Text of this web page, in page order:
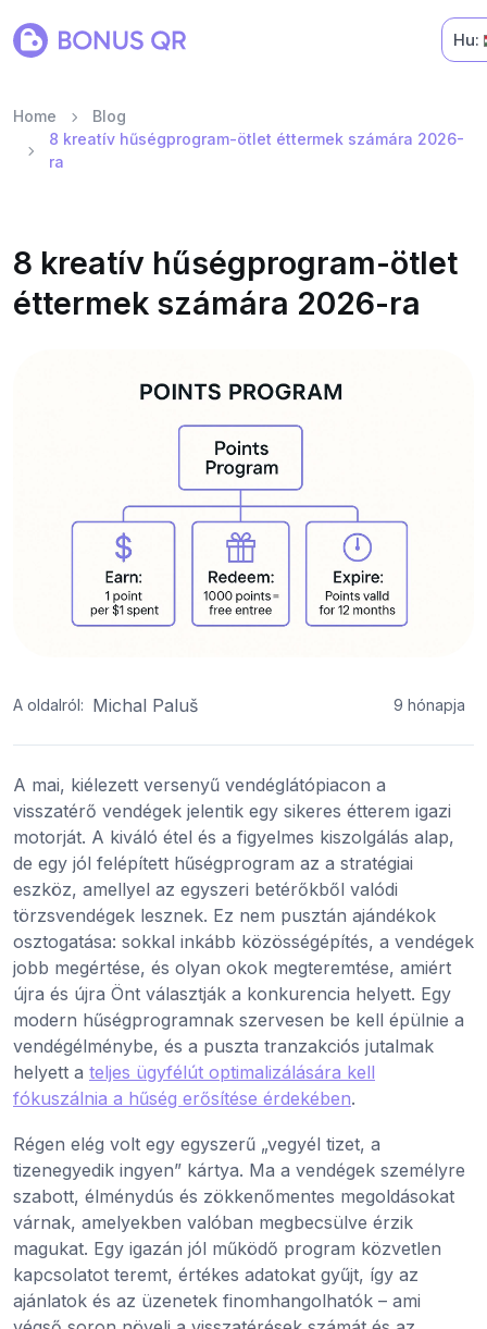
Hu:
Home
Blog
8 kreatív hűségprogram-ötlet éttermek számára 2026-
ra
8 kreatív hűségprogram-ötlet
éttermek számára 2026-ra
A oldalról: Michal Paluš 9 hónapja
A mai, kiélezett versenyű vendéglátópiacon a
visszatérő vendégek jelentik egy sikeres étterem igazi
motorját. A kiváló étel és a figyelmes kiszolgálás alap,
de egy jól felépített hűségprogram az a stratégiai
eszköz, amellyel az egyszeri betérőkből valódi
törzsvendégek lesznek. Ez nem pusztán ajándékok
osztogatása: sokkal inkább közösségépítés, a vendégek
jobb megértése, és olyan okok megteremtése, amiért
újra és újra Önt választják a konkurencia helyett. Egy
modern hűségprogramnak szervesen be kell épülnie a
vendégélménybe, és a puszta tranzakciós jutalmak
helyett a teljes ügyfélút optimalizálására kell
fókuszálnia a hűség erősítése érdekében.
Régen elég volt egy egyszerű „vegyél tizet, a
tizenegyedik ingyen” kártya. Ma a vendégek személyre
szabott, élménydús és zökkenőmentes megoldásokat
várnak, amelyekben valóban megbecsülve érzik
magukat. Egy igazán jól működő program közvetlen
kapcsolatot teremt, értékes adatokat gyűjt, így az
ajánlatok és az üzenetek finomhangolhatók – ami